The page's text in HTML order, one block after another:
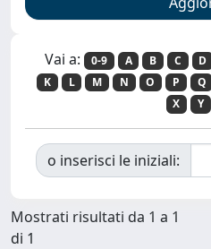
Vai a: 0-9 A B C D
K
L M N O P Q
X
Y
o inserisci le iniziali:
Mostrati risultati da 1 a 1
di 1